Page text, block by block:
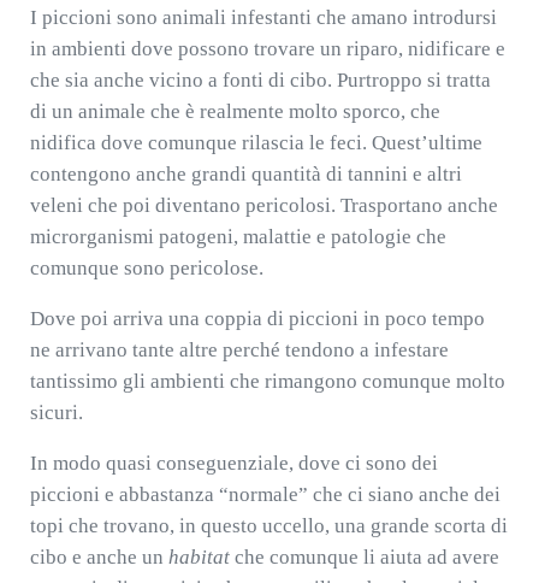
I piccioni sono animali infestanti che amano introdursi
in ambienti dove possono trovare un riparo, nidificare e
che sia anche vicino a fonti di cibo. Purtroppo si tratta
di un animale che è realmente molto sporco, che
nidifica dove comunque rilascia le feci. Quest’ultime
contengono anche grandi quantità di tannini e altri
veleni che poi diventano pericolosi. Trasportano anche
microrganismi patogeni, malattie e patologie che
comunque sono pericolose.
Dove poi arriva una coppia di piccioni in poco tempo
ne arrivano tante altre perché tendono a infestare
tantissimo gli ambienti che rimangono comunque molto
sicuri.
In modo quasi conseguenziale, dove ci sono dei
piccioni e abbastanza “normale” che ci siano anche dei
topi che trovano, in questo uccello, una grande scorta di
cibo e anche un habitatche comunque li aiuta ad avere